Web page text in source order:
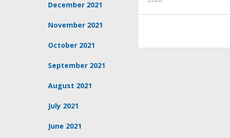
December 2021
November 2021
October 2021
September 2021
August 2021
July 2021
June 2021